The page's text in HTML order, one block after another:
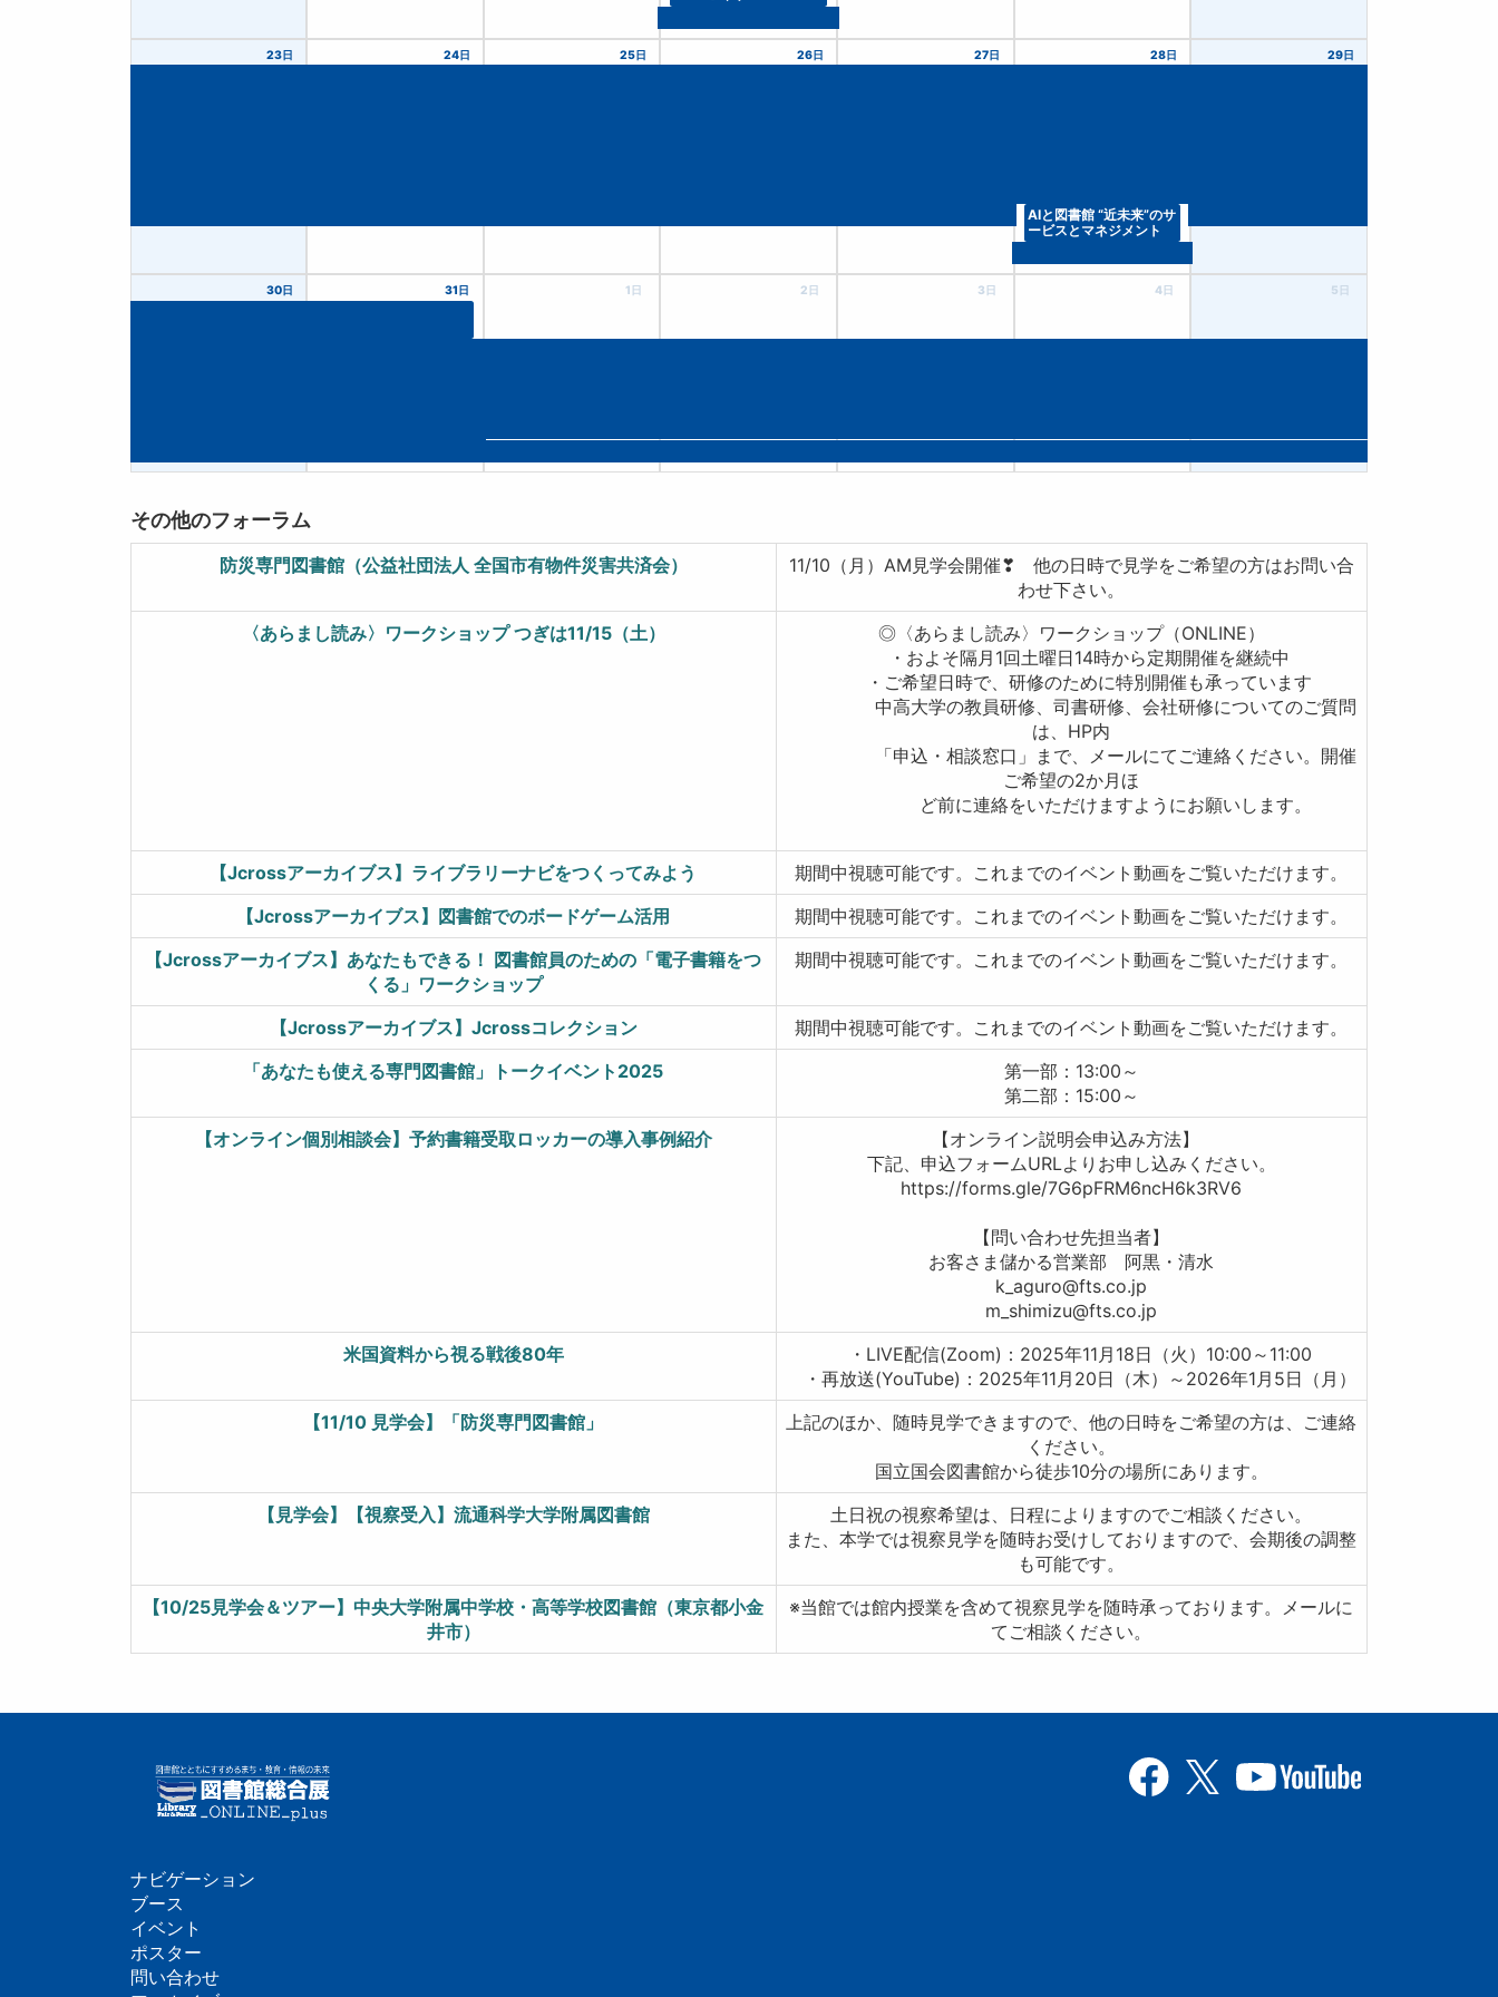
23日 24日 25日 26日 27日 28日
AIと図書館 “近未来”のサ
ービスとマネジメント
29日
30日 31日 1日 2日 3日 4日 5日
その他のフォーラム
防災専門図書館（公益社団法人 全国市有物件災害共済会）
11/10（月）AM見学会開催❣ 他の日時で見学をご希望の方はお問い合
わせ下さい。
〈あらまし読み〉ワークショップ つぎは11/15（土）
◎〈あらまし読み〉ワークショップ（ONLINE）
・およそ隔月1回土曜日14時から定期開催を継続中
・ご希望日時で、研修のために特別開催も承っています
中高大学の教員研修、司書研修、会社研修についてのご質問
は、HP内
「申込・相談窓口」まで、メールにてご連絡ください。開催
ご希望の2か月ほ
ど前に連絡をいただけますようにお願いします。
【Jcrossアーカイブス】ライブラリーナビをつくってみよう
期間中視聴可能です。これまでのイベント動画をご覧いただけます。
【Jcrossアーカイブス】図書館でのボードゲーム活用
期間中視聴可能です。これまでのイベント動画をご覧いただけます。
【Jcrossアーカイブス】あなたもできる！ 図書館員のための「電子書籍をつ
くる」ワークショップ
期間中視聴可能です。これまでのイベント動画をご覧いただけます。
【Jcrossアーカイブス】Jcrossコレクション
期間中視聴可能です。これまでのイベント動画をご覧いただけます。
「あなたも使える専門図書館」トークイベント2025
第一部：13:00～
第二部：15:00～
【オンライン個別相談会】予約書籍受取ロッカーの導入事例紹介
【オンライン説明会申込み方法】
下記、申込フォームURLよりお申し込みください。
https://forms.gle/7G6pFRM6ncH6k3RV6
【問い合わせ先担当者】
お客さま儲かる営業部 阿黒・清水
k_aguro@fts.co.jp
m_shimizu@fts.co.jp
米国資料から視る戦後80年
・LIVE配信(Zoom)：2025年11月18日（火）10:00～11:00
・再放送(YouTube)：2025年11月20日（木）～2026年1月5日（月）
【11/10 見学会】「防災専門図書館」
上記のほか、随時見学できますので、他の日時をご希望の方は、ご連絡
ください。
国立国会図書館から徒歩10分の場所にあります。
【見学会】【視察受入】流通科学大学附属図書館
土日祝の視察希望は、日程によりますのでご相談ください。
また、本学では視察見学を随時お受けしておりますので、会期後の調整
も可能です。
【10/25見学会＆ツアー】中央大学附属中学校・高等学校図書館（東京都小金
井市）
※当館では館内授業を含めて視察見学を随時承っております。メールに
てご相談ください。
フ
ッ
ナビゲーション
ブース
イベント
ポスター
問い合わせ